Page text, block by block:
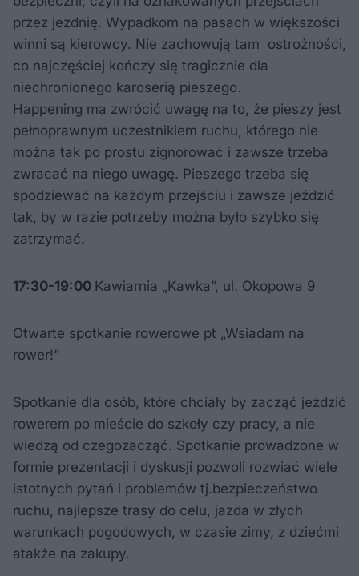
przez jezdnię. Wypadkom na pasach w większości
winni są kierowcy. Nie zachowują tam ostrożności,
co najczęściej kończy się tragicznie dla
niechronionego karoserią pieszego.
Happening ma zwrócić uwagę na to, że pieszy jest
pełnoprawnym uczestnikiem ruchu, którego nie
można tak po prostu zignorować i zawsze trzeba
zwracać na niego uwagę. Pieszego trzeba się
spodziewać na każdym przejściu i zawsze jeździć
tak, by w razie potrzeby można było szybko się
zatrzymać.
17:30-19:00 Kawiarnia „Kawka”, ul. Okopowa 9
Otwarte spotkanie rowerowe pt „Wsiadam na
rower!”
Spotkanie dla osób, które chciały by zacząć jeździć
rowerem po mieście do szkoły czy pracy, a nie
wiedzą od czegozacząć. Spotkanie prowadzone w
formie prezentacji i dyskusji pozwoli rozwiać wiele
istotnych pytań i problemów tj.bezpieczeństwo
ruchu, najlepsze trasy do celu, jazda w złych
warunkach pogodowych, w czasie zimy, z dziećmi
atakże na zakupy.